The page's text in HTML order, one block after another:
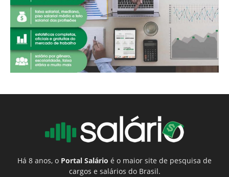
Há 8 anos, o Portal Salário é o maior site de pesquisa de
cargos e salários do Brasil.